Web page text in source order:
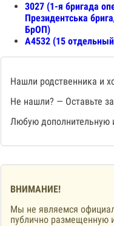
3027 (1-я бригада
Президентська
БрОП)
А4532 (15
Нашли родственника и
Не нашли? — Оставьте
Любую дополнительную
ВНИМАНИЕ!
Мы не являемся
публично размещенную